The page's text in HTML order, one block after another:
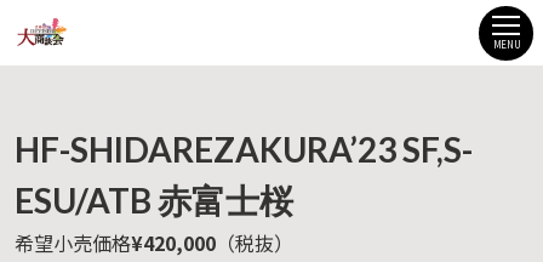
MENU
HF-SHIDAREZAKURA’23 SF,S-
ESU/ATB 赤富士桜
希望小売価格¥420,000 （税抜）